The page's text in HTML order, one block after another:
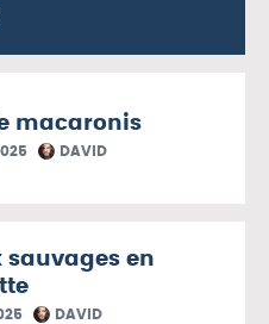
macaronis
DAVID
sauvages en
DAVID